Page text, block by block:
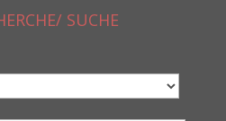
SUCHE